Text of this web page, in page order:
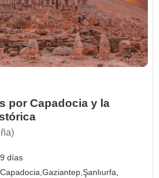
por Capadocia y la
9 días
Capadocia,Gaziantep,Şanlıurfa,